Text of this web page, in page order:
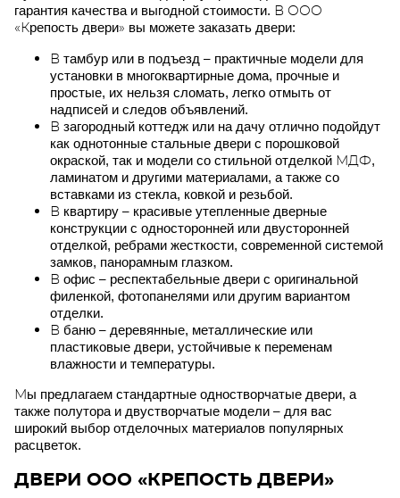
гарантия качества и выгодной стоимости. В ООО
«Крепость двери» вы можете заказать двери:
В тамбур или в подъезд – практичные модели для
установки в многоквартирные дома, прочные и
простые, их нельзя сломать, легко отмыть от
надписей и следов объявлений.
В загородный коттедж или на дачу отлично подойдут
как однотонные стальные двери с порошковой
окраской, так и модели со стильной отделкой МДФ,
ламинатом и другими материалами, а также со
вставками из стекла, ковкой и резьбой.
В квартиру – красивые утепленные дверные
конструкции с односторонней или двусторонней
отделкой, ребрами жесткости, современной системой
замков, панорамным глазком.
В офис – респектабельные двери с оригинальной
филенкой, фотопанелями или другим вариантом
отделки.
В баню – деревянные, металлические или
пластиковые двери, устойчивые к переменам
влажности и температуры.
Мы предлагаем стандартные одностворчатые двери, а
также полутора и двустворчатые модели – для вас
широкий выбор отделочных материалов популярных
расцветок.
ДВЕРИ ООО «КРЕПОСТЬ ДВЕРИ»